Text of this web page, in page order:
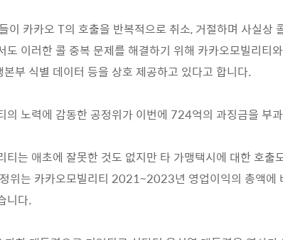
이 카카오 T의 호출을 반복적으로 취소, 거절하며 사실상
이러한 콜 중복 문제를 해결하기 위해 카카오모빌리티
부 식별 데이터 등을 상호 제공하고 있다고 합니다.
의 노력에 감동한 공정위가 이번에 724억의 과징금을 부
는 애초에 잘못한 것도 없지만 타 가맹택시에 대한 호출
위는 카카오모빌리티 2021~2023년 영업이익의 총액에
니다.